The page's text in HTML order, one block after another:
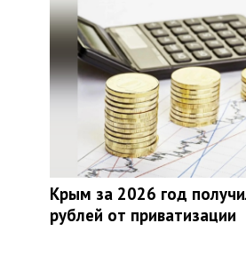
Крым за 2026 год
рублей от приватизации